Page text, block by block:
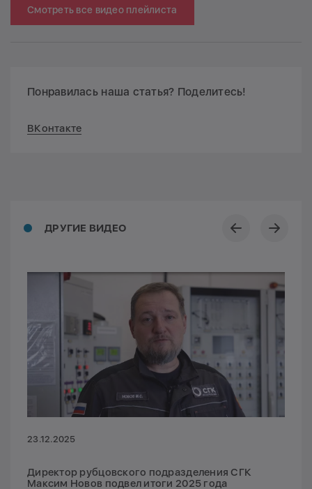
Смотреть все видео плейлиста
Понравилась наша статья? Поделитесь!
ВКонтакте
ДРУГИЕ ВИДЕО
23.12.2025
Директор рубцовского подразделения СГК
Максим Новов подвел итоги 2025 года